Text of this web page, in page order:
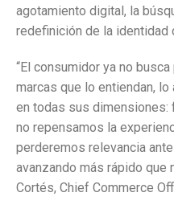
agotamiento digital, la
redefinición de la identidad
“El consumidor ya no
marcas que lo entiendan,
en todas sus dimensiones:
no repensamos la
perderemos relevancia
avanzando más rápido que
Cortés, Chief Commerce